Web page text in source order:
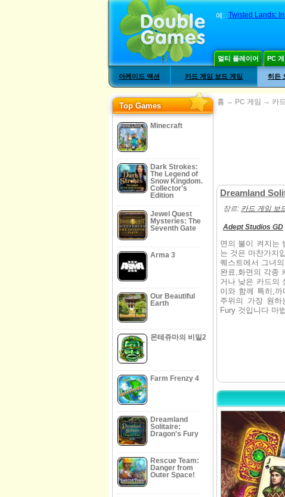
예: Twisted Lands:
멀티 플레이어 PC
아케이드 액션 카드 게임 보드 게임 히든
Top Games
Minecraft
Dark Strokes:
The Legend of
Snow Kingdom.
Collector's
Edition
Jewel Quest
Mysteries: The
Seventh Gate
Arma 3
Our Beautiful
Earth
몬테쥬마의 비밀2
Farm Frenzy 4
Dreamland
Solitaire:
Dragon's Fury
Rescue Team:
Danger from
Outer Space!
홈 → PC 게임 → 카
Dreamland
장르: 카드 게임 보
Adept Studios GD
면의 불이 켜지는
는 것은 마찬가지
퀘스트에서 그녀
완료,화면의 각종
거나 낮은 카드의
이와 함께 특히,
주위의 가장 원하
Fury 것입니다 마